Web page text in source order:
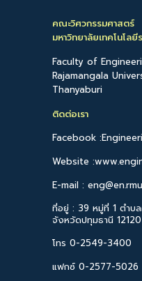
คณะวิศวกรรมศาสตร์
มหาวิทยาลัยเทคโนโล
Faculty of
Rajamangala
Thanyaburi
ติดต่อเรา
Facebook
Website
E-mail :
ที่อยู่ : 39 หมู่ที่ 1 ตำบ
จังหวัดปทุมธานี 12120
โทร 0-2549-3400
แฟกซ์ 0-2577-5026